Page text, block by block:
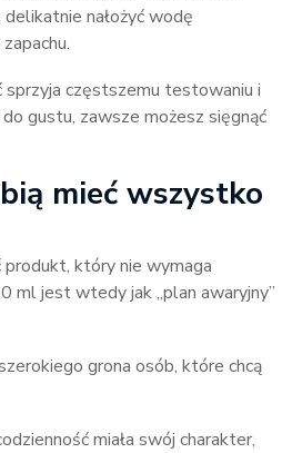
nałożyć wodę
częstszemu testowaniu i
gustu, zawsze możesz sięgnąć
mieć wszystko
który nie wymaga
ml jest wtedy jak „plan awaryjny”
grona osób, które chcą
miała swój charakter,